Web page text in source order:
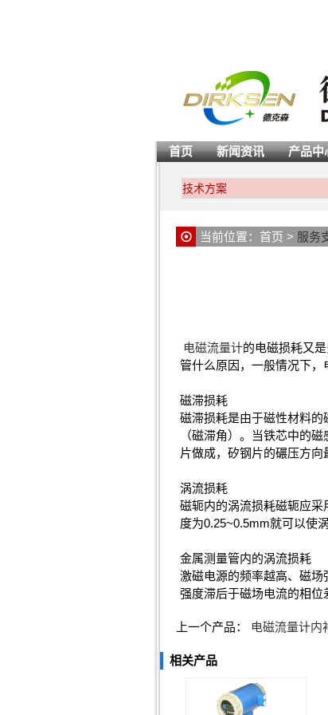
首页 新闻资讯 产品中
技术方案
当前位置： 首页 > 服务
电磁流量计的电磁损耗又
管什么原因，一般情况下，
磁滞损耗
磁滞损耗是由于磁性材料
（磁滞角）。当铁芯中的
片做成，矽钢片的碾压方向
涡流损耗
磁轭内的涡流损耗磁轭应
度为0.25~0.5mm就可以使
金属测量管内的涡流损耗
激磁电源的频率越高、磁
强度滞后于磁场电流的相位
上一个产品： 电磁流量计内
相关产品